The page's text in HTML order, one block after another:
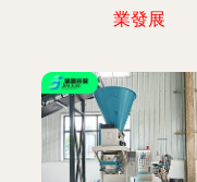
業發展